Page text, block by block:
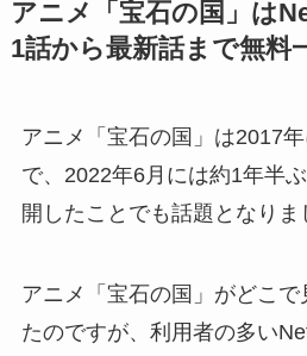
アニメ「宝石の国」は
1話から最新話まで無料
アニメ「宝石の国」は2017
で、2022年6月には約1年半
開したことでも話題となりま
アニメ「宝石の国」がどこ
たのですが、利用者の多い